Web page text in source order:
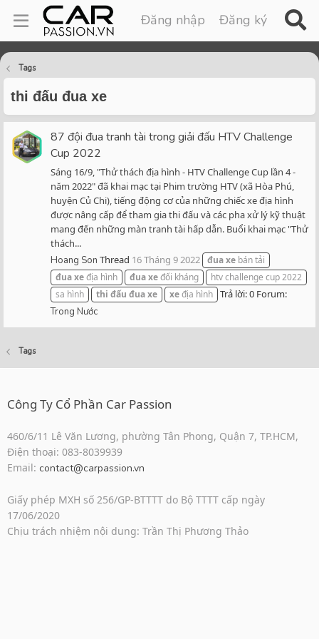
Đăng nhập Đăng ký
Tags
thi đấu đua xe
87 đội đua tranh tài trong giải đấu HTV Challenge
Cup 2022
Sáng 16/9, "Thử thách địa hình - HTV Challenge Cup lần 4 -
năm 2022" đã khai mạc tại Phim trường HTV (xã Hòa Phú,
huyện Củ Chi), tiếng động cơ của những chiếc xe địa hình
được nâng cấp để tham gia thi đấu và các pha xử lý kỹ thuật
mang đến những màn tranh tài hấp dẫn. Buổi khai mạc "Thử
thách...
Hoang Son Thread 16 Tháng 9 2022 đuaxe bán tải
đuaxeđịa hình đuaxeđối kháng
htv challenge cup 2022
sa hình
thi đấu đuaxe xeđịa hình Trả lời: 0 Forum:
Trong Nước
Tags
Công Ty Cổ Phần Car Passion
460/6/11 Lê Văn Lương, phường Tân Phong, Quận 7, TP.HCM,
Điện thoại: 083-8039939
Email: contact@carpassion.vn
Giấy phép MXH số 256/GP-BTTTT do Bộ TTTT cấp ngày
17/06/2020
Chịu trách nhiệm nội dung: Trần Thị Phương Thảo